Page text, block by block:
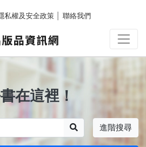
私權及安全政策 聯絡我們
在這裡！
進階搜尋